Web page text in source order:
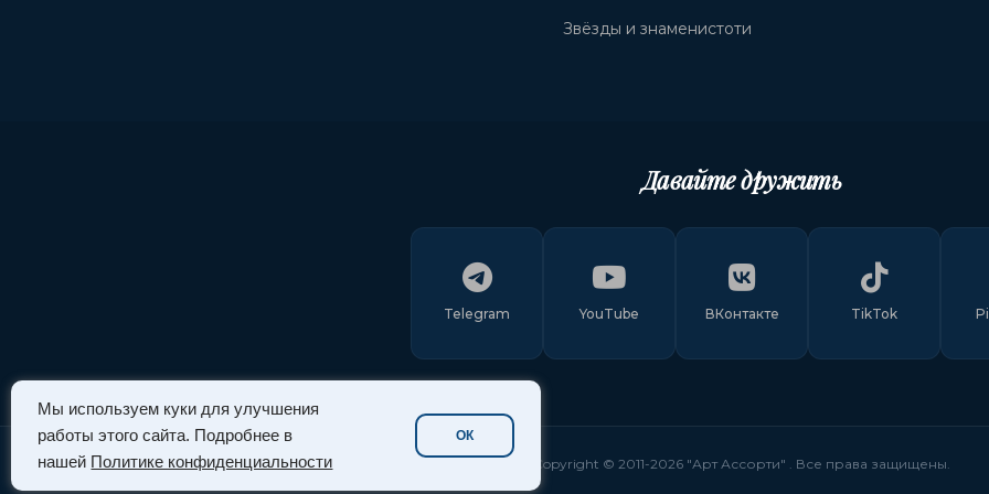
Мы используем куки для улучшения
работы этого сайта. Подробнее в
нашей Политике конфиденциальности
ОК
Звёзды и знаменистоти
Давайте дружить
Telegram YouTube ВКонтакте TikTok
Copyright © 2011-2026 "Арт Ассорти" . Все права защищены.